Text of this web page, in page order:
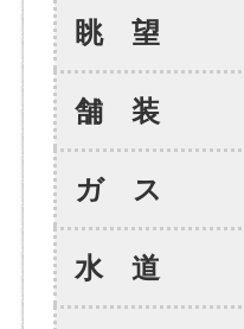
眺 望
舗 装
ガ ス
水 道